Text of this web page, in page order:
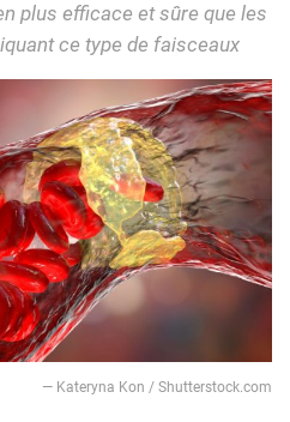
plus efficace et sûre que les
ce type de faisceaux
— Kateryna Kon / Shutterstock.com